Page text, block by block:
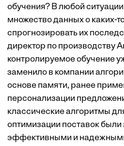
обучения? В любой
множество данных о каких-
спрогнозировать их
директор по производству
контролируемое обучение
заменило в компании
основе памяти, ранее
персонализации
классические алгоритмы
оптимизации поставок
эффективными и